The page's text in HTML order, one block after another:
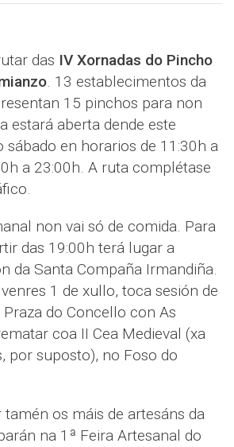
das IV Xornadas do Pincho
. 13 establecimentos da
15 pinchos para non
estará aberta dende este
sábado en horarios de 11:30h a
a 23:00h. A ruta complétase
non vai só de comida. Para
das 19:00h terá lugar a
da Santa Compaña Irmandiña.
1 de xullo, toca sesión de
do Concello con As
coa II Cea Medieval (xa
por suposto), no Foso do
os máis de artesáns da
na 1ª Feira Artesanal do